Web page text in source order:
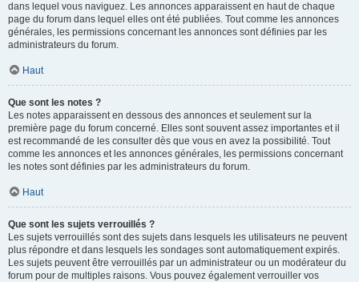
dans lequel vous naviguez. Les annonces apparaissent en haut de chaque
page du forum dans lequel elles ont été publiées. Tout comme les annonces
générales, les permissions concernant les annonces sont définies par les
administrateurs du forum.
Haut
Que sont les notes ?
Les notes apparaissent en dessous des annonces et seulement sur la
première page du forum concerné. Elles sont souvent assez importantes et il
est recommandé de les consulter dès que vous en avez la possibilité. Tout
comme les annonces et les annonces générales, les permissions concernant
les notes sont définies par les administrateurs du forum.
Haut
Que sont les sujets verrouillés ?
Les sujets verrouillés sont des sujets dans lesquels les utilisateurs ne peuvent
plus répondre et dans lesquels les sondages sont automatiquement expirés.
Les sujets peuvent être verrouillés par un administrateur ou un modérateur du
forum pour de multiples raisons. Vous pouvez également verrouiller vos